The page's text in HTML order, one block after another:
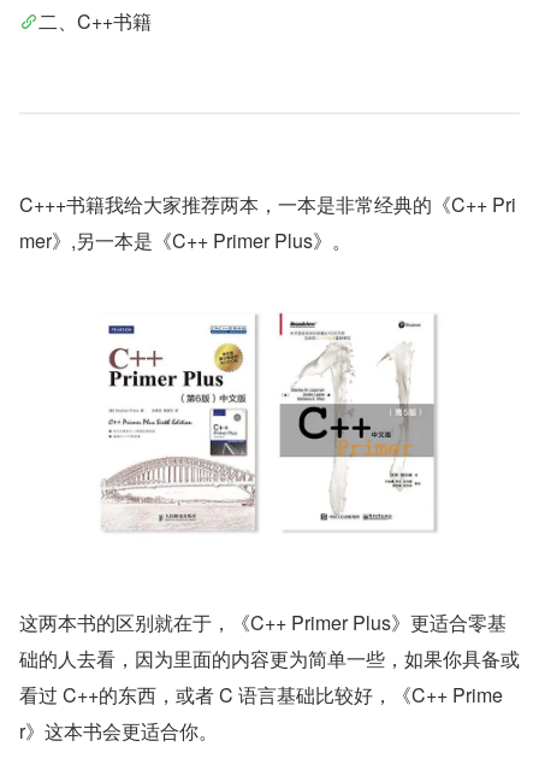
二、C++书籍
C+++书籍我给大家推荐两本，一本是非常经典的《C++ Pri
mer》,另一本是《C++ Primer Plus》。
这两本书的区别就在于，《C++ Primer Plus》更适合零基
础的人去看，因为里面的内容更为简单一些，如果你具备或
看过 C++的东西，或者 C 语言基础比较好，《C++ Prime
r》这本书会更适合你。